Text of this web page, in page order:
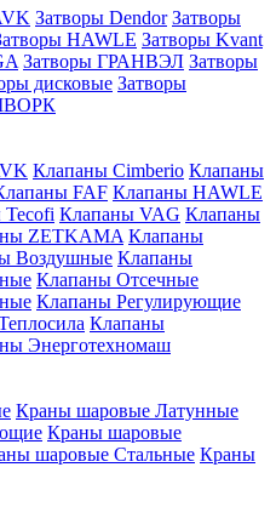
Затворы Dendor Затворы
HAWLE Затворы Kvant
Затворы ГРАНВЭЛ Затворы
дисковые Затворы
Клапаны Cimberio Клапаны
FAF Клапаны HAWLE
Клапаны VAG Клапаны
ZETKAMA Клапаны
Воздушные Клапаны
Клапаны Отсечные
Клапаны Регулирующие
Клапаны
Энерготехномаш
Краны шаровые Латунные
Краны шаровые
шаровые Стальные Краны